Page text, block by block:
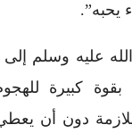
يحبه”.
عليه وسلم إلى
كبيرة
اللازمة دون أن